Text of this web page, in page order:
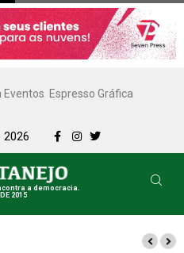
Eventos Espresso Gráfica
a democracia.
2015